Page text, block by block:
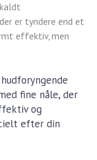
er tyndere end et
effektiv, men
fine nåle, der
og
efter din